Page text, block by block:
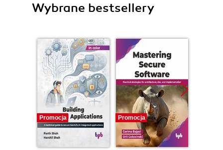
Wybrane bestsellery
Promocja Promocja